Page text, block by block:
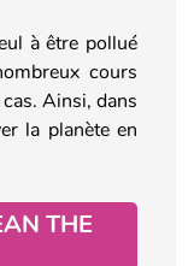
à être pollué
cours
Ainsi, dans
la planète en
THE